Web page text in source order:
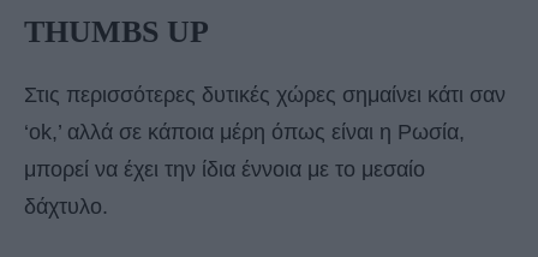
THUMBS UP
Στις περισσότερες δυτικές χώρες σημαίνει κάτι σαν
‘ok,’ αλλά σε κάποια μέρη όπως είναι η Ρωσία,
μπορεί να έχει την ίδια έννοια με το μεσαίο
δάχτυλο.